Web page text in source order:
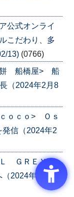
公式オンライ
こだわり、多
13) (0766)
餅 船橋屋> 船
（2024年2月8
ｏｃｏ> Ｏｓ
発信（2024年2
Ｌ ＧＲＥＹ>
2024年1月11